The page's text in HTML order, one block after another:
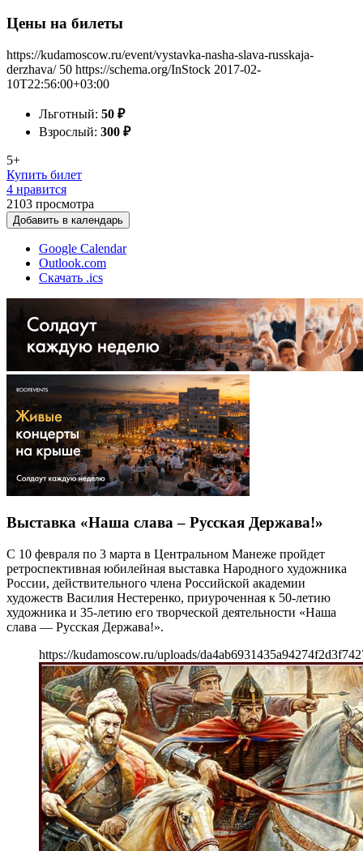
Цены на билеты
https://kudamoscow.ru/event/vystavka-nasha-slava-russkaja-
derzhava/ 50 https://schema.org/InStock 2017-02-
10T22:56:00+03:00
Льготный: 50 ₽
Взрослый: 300 ₽
5+
Купить билет
4 нравится
2103 просмотра
Добавить в календарь
Google Calendar
Outlook.com
Скачать .ics
Выставка «Наша слава – Русская Держава!»
С 10 февраля по 3 марта в Центральном Манеже пройдет
ретроспективная юбилейная выставка Народного художника
России, действительного члена Российской академии
художеств Василия Нестеренко, приуроченная к 50-летию
художника и 35-летию его творческой деятельности «Наша
слава — Русская Держава!».
https://kudamoscow.ru/uploads/